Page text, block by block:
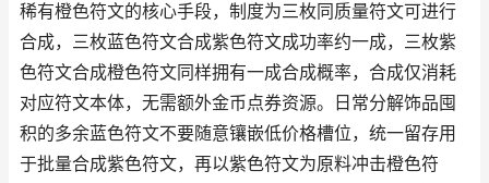
稀有橙色符文的核心手段，制度为三枚同质量符文可进行
合成，三枚蓝色符文合成紫色符文成功率约一成，三枚紫
色符文合成橙色符文同样拥有一成合成概率，合成仅消耗
对应符文本体，无需额外金币点券资源。日常分解饰品囤
积的多余蓝色符文不要随意镶嵌低价格槽位，统一留存用
于批量合成紫色符文，再以紫色符文为原料冲击橙色符